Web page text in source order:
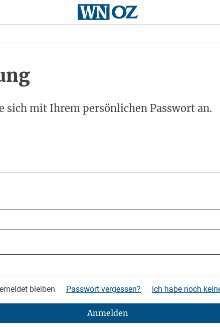
sich mit Ihrem persönlichen Passwort an.
bleiben Passwort vergessen? Ich habe noch
Anmelden